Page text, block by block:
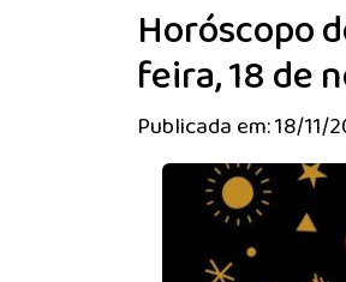
Horóscopo
feira, 18 de
Publicada em: 18/11/